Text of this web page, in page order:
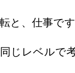
と、仕事で
じレベルで